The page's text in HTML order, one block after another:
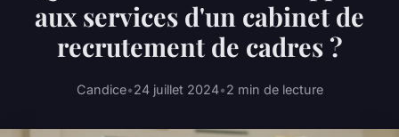
aux services d'un cabinet de
recrutement de cadres ?
Candice•24 juillet 2024•2 min de lecture